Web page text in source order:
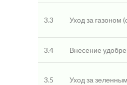
3.3 Уход за газоном
3.4 Внесение
3.5 Уход за